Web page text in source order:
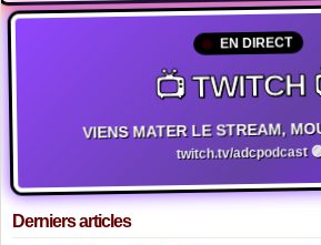
EN DIRECT
📺 TWITCH
VIENS MATER LE STREAM,
twitch.tv/adcpodcast
Derniers articles